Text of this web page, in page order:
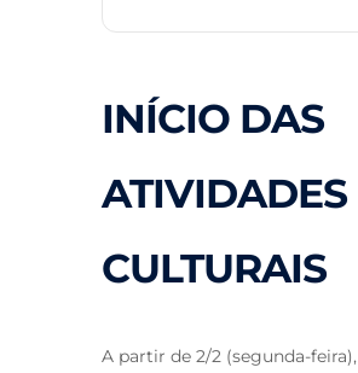
INÍCIO DAS
ATIVIDADES
CULTURAIS
A partir de 2/2 (segunda-feira),